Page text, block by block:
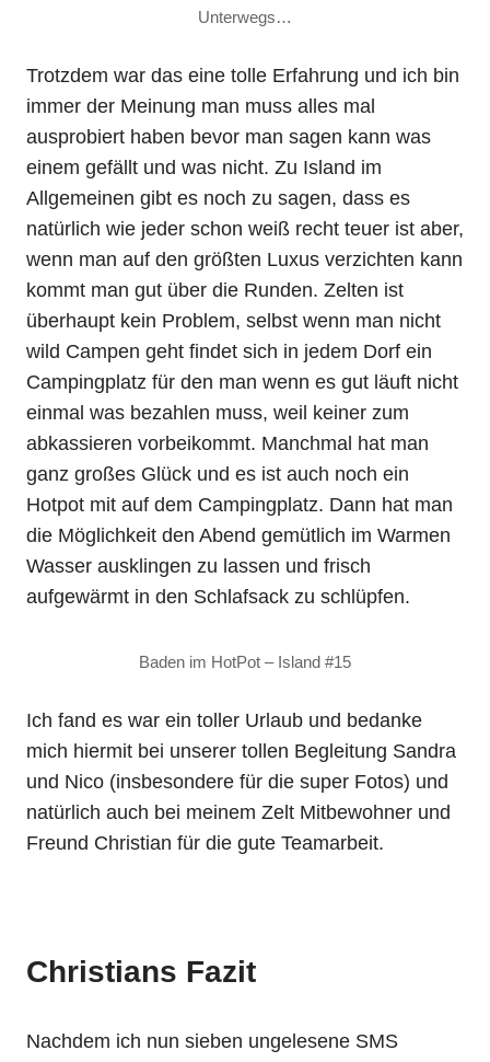
Unterwegs…
Trotzdem war das eine tolle Erfahrung und ich bin
immer der Meinung man muss alles mal
ausprobiert haben bevor man sagen kann was
einem gefällt und was nicht. Zu Island im
Allgemeinen gibt es noch zu sagen, dass es
natürlich wie jeder schon weiß recht teuer ist aber,
wenn man auf den größten Luxus verzichten kann
kommt man gut über die Runden. Zelten ist
überhaupt kein Problem, selbst wenn man nicht
wild Campen geht findet sich in jedem Dorf ein
Campingplatz für den man wenn es gut läuft nicht
einmal was bezahlen muss, weil keiner zum
abkassieren vorbeikommt. Manchmal hat man
ganz großes Glück und es ist auch noch ein
Hotpot mit auf dem Campingplatz. Dann hat man
die Möglichkeit den Abend gemütlich im Warmen
Wasser ausklingen zu lassen und frisch
aufgewärmt in den Schlafsack zu schlüpfen.
Baden im HotPot – Island #15
Ich fand es war ein toller Urlaub und bedanke
mich hiermit bei unserer tollen Begleitung Sandra
und Nico (insbesondere für die super Fotos) und
natürlich auch bei meinem Zelt Mitbewohner und
Freund Christian für die gute Teamarbeit.
Christians Fazit
Nachdem ich nun sieben ungelesene SMS